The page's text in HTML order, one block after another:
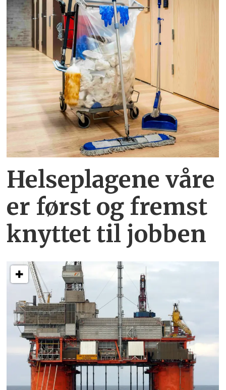
Helseplagene våre
er først og fremst
knyttet til jobben